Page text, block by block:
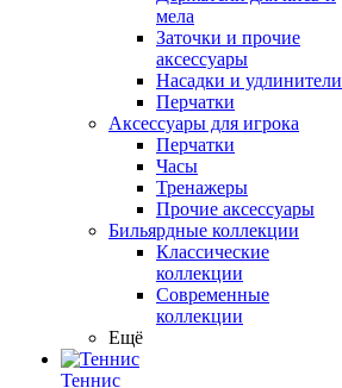
мела
Заточки и прочие
аксессуары
Насадки и удлинители
Перчатки
Аксессуары для игрока
Перчатки
Часы
Тренажеры
Прочие аксессуары
Бильярдные коллекции
Классические
коллекции
Современные
коллекции
Ещё
Теннис